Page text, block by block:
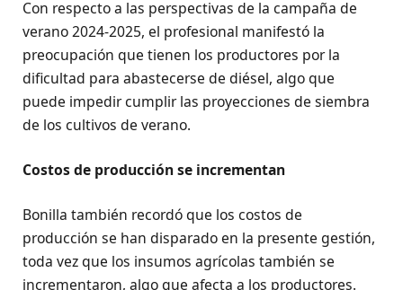
Con respecto a las perspectivas de la campaña de
verano 2024-2025, el profesional manifestó la
preocupación que tienen los productores por la
dificultad para abastecerse de diésel, algo que
puede impedir cumplir las proyecciones de siembra
de los cultivos de verano.
Costos de producción se incrementan
Bonilla también recordó que los costos de
producción se han disparado en la presente gestión,
toda vez que los insumos agrícolas también se
incrementaron, algo que afecta a los productores.